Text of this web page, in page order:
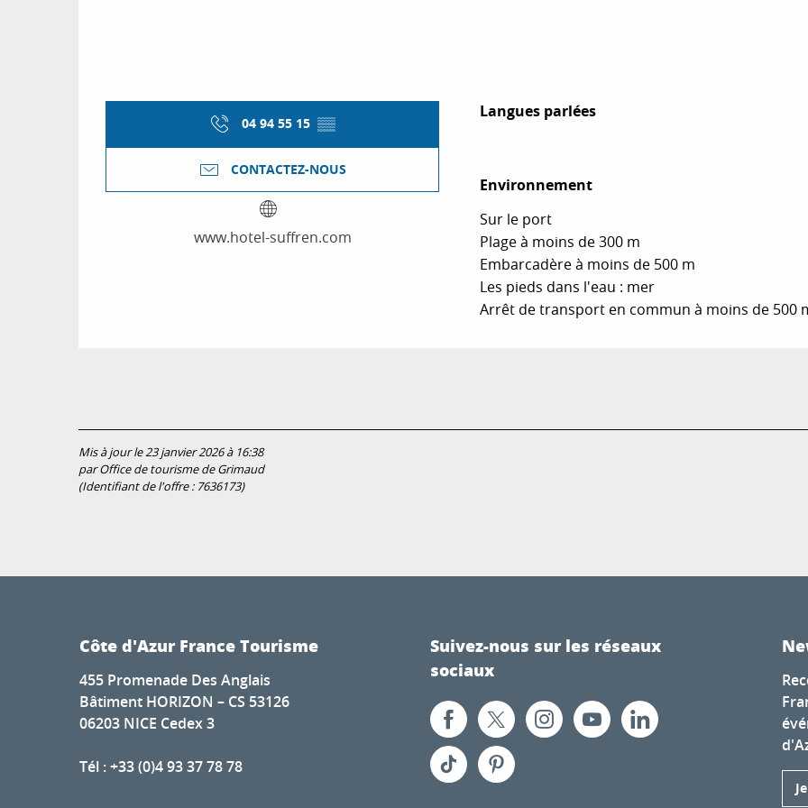
04 94 55 15 ▒▒
CONTACTEZ-NOUS
www.hotel-suffren.com
Langues parlées
Langues parlées
Environnement
Environnement
Sur le port
Plage à moins de 300 m
Embarcadère à moins de 500 m
Les pieds dans l'eau : mer
Arrêt de transport en commun à moins de 500
Mis à jour le 23 janvier 2026 à 16:38
par Office de tourisme de Grimaud
(Identifiant de l'offre : 7636173)
Côte d'Azur France Tourisme
455 Promenade Des Anglais
Bâtiment HORIZON – CS 53126
06203 NICE Cedex 3
Tél : +33 (0)4 93 37 78 78
Suivez-nous sur les réseaux
sociaux